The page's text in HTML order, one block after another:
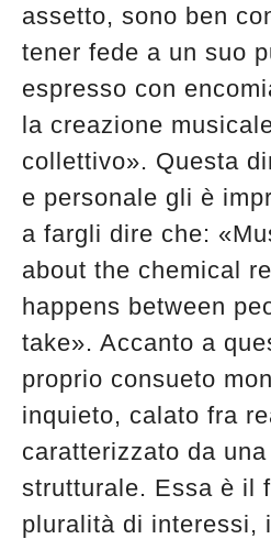
assetto, sono ben
tener fede a un suo
espresso con
la creazione
collettivo». Questa
e personale gli è
a fargli dire che:
about the chemical
happens between
take». Accanto a
proprio consueto
inquieto, calato fra
caratterizzato da
strutturale. Essa è il
pluralità di interessi,